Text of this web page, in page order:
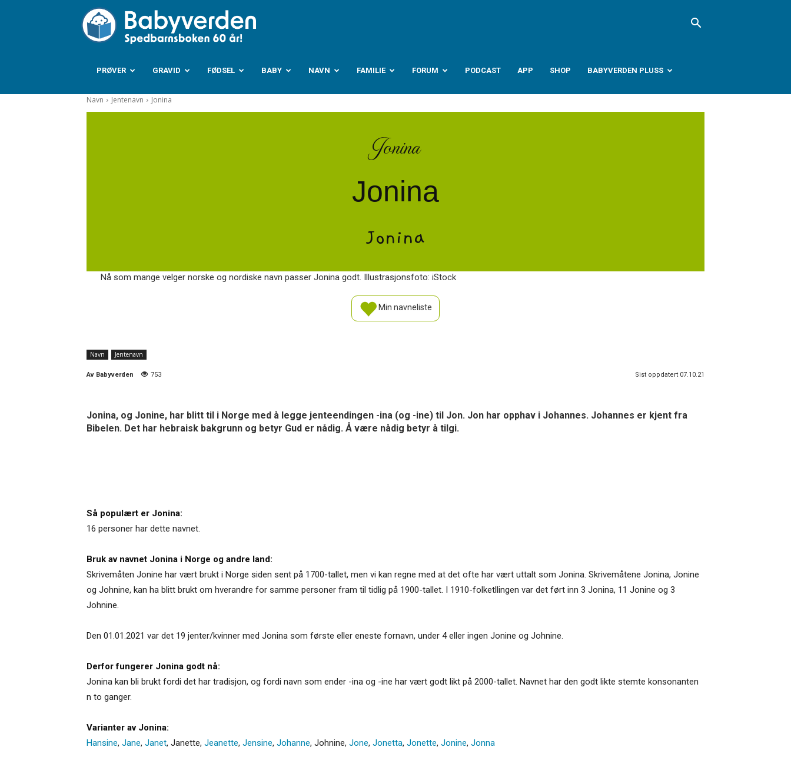
Babyverden.no
PRØVER GRAVID FØDSEL BABY NAVN FAMILIE FORUM PODCAST APP SHOP BABYVERDEN PLUSS
Navn Jentenavn Jonina
Jonina
Jonina
Jonina
Nå som mange velger norske og nordiske navn passer Jonina godt. Illustrasjonsfoto: iStock
Min navneliste
Navn Jentenavn
Av Babyverden 753 Sist oppdatert 07.10.21
Jonina, og Jonine, har blitt til i Norge med å legge jenteendingen -ina (og -ine) til Jon. Jon har opphav i Johannes. Johannes er kjent fra
Bibelen. Det har hebraisk bakgrunn og betyr Gud er nådig. Å være nådig betyr å tilgi.
Så populært er Jonina:
16 personer har dette navnet.
Bruk av navnet Jonina i Norge og andre land:
Skrivemåten Jonine har vært brukt i Norge siden sent på 1700-tallet, men vi kan regne med at det ofte har vært uttalt som Jonina. Skrivemåtene Jonina, Jonine
og Johnine, kan ha blitt brukt om hverandre for samme personer fram til tidlig på 1900-tallet. I 1910-folketllingen var det ført inn 3 Jonina, 11 Jonine og 3
Johnine.
Den 01.01.2021 var det 19 jenter/kvinner med Jonina som første eller eneste fornavn, under 4 eller ingen Jonine og Johnine.
Derfor fungerer Jonina godt nå:
Jonina kan bli brukt fordi det har tradisjon, og fordi navn som ender -ina og -ine har vært godt likt på 2000-tallet. Navnet har den godt likte stemte konsonanten
n to ganger.
Varianter av Jonina:
Hansine, Jane, Janet, Janette, Jeanette, Jensine, Johanne, Johnine, Jone, Jonetta, Jonette, Jonine, Jonna